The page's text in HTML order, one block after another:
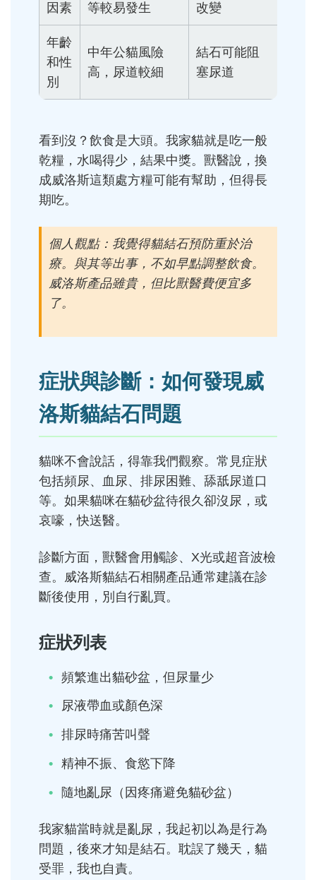
因素
等較易發生
改變
年齡
和性
別
中年公貓風險
高，尿道較細
結石可能阻
塞尿道
看到沒？飲食是大頭。我家貓就是吃一般
乾糧，水喝得少，結果中獎。獸醫說，換
成威洛斯這類處方糧可能有幫助，但得長
期吃。
個人觀點：我覺得貓結石預防重於治
療。與其等出事，不如早點調整飲食。
威洛斯產品雖貴，但比獸醫費便宜多
了。
症狀與診斷：如何發現威
洛斯貓結石問題
貓咪不會說話，得靠我們觀察。常見症狀
包括頻尿、血尿、排尿困難、舔舐尿道口
等。如果貓咪在貓砂盆待很久卻沒尿，或
哀嚎，快送醫。
診斷方面，獸醫會用觸診、X光或超音波檢
查。威洛斯貓結石相關產品通常建議在診
斷後使用，別自行亂買。
症狀列表
頻繁進出貓砂盆，但尿量少
尿液帶血或顏色深
排尿時痛苦叫聲
精神不振、食慾下降
隨地亂尿（因疼痛避免貓砂盆）
我家貓當時就是亂尿，我起初以為是行為
問題，後來才知是結石。耽誤了幾天，貓
受罪，我也自責。